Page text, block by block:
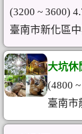
(3200 ~ 3600)
臺南市新化區
大坑休
(4800
臺南市